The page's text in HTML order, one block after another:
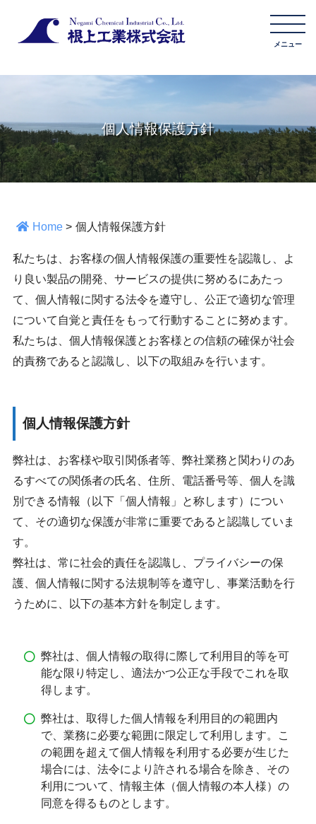
個人情報保護方針
Home > 個人情報保護方針
私たちは、お客様の個人情報保護の重要性を認識し、よ
り良い製品の開発、サービスの提供に努めるにあたっ
て、個人情報に関する法令を遵守し、公正で適切な管理
について自覚と責任をもって行動することに努めます。
私たちは、個人情報保護とお客様との信頼の確保が社会
的責務であると認識し、以下の取組みを行います。
個人情報保護方針
弊社は、お客様や取引関係者等、弊社業務と関わりのあ
るすべての関係者の氏名、住所、電話番号等、個人を識
別できる情報（以下「個人情報」と称します）につい
て、その適切な保護が非常に重要であると認識していま
す。
弊社は、常に社会的責任を認識し、プライバシーの保
護、個人情報に関する法規制等を遵守し、事業活動を行
うために、以下の基本方針を制定します。
弊社は、個人情報の取得に際して利用目的等を可
能な限り特定し、適法かつ公正な手段でこれを取
得します。
弊社は、取得した個人情報を利用目的の範囲内
で、業務に必要な範囲に限定して利用します。こ
の範囲を超えて個人情報を利用する必要が生じた
場合には、法令により許される場合を除き、その
利用について、情報主体（個人情報の本人様）の
同意を得るものとします。